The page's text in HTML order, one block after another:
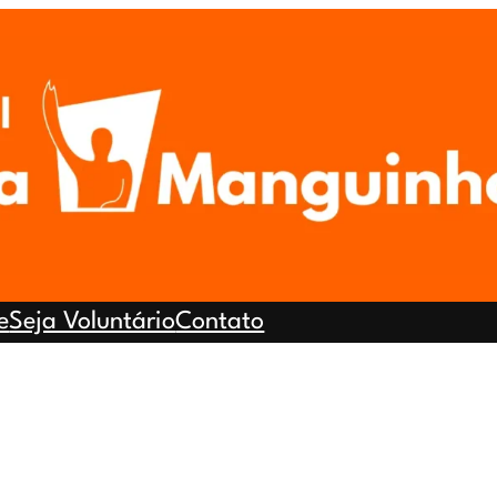
Seja VoluntárioContato